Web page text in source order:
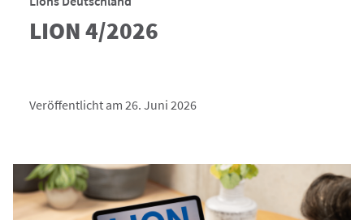
LION 4/2026
Veröffentlicht am 26. Juni 2026